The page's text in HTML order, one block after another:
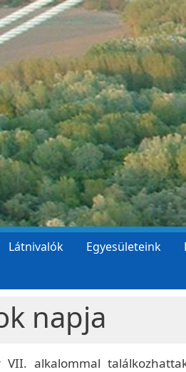
Látnivalók Egyesületeink
napja
alkalommal